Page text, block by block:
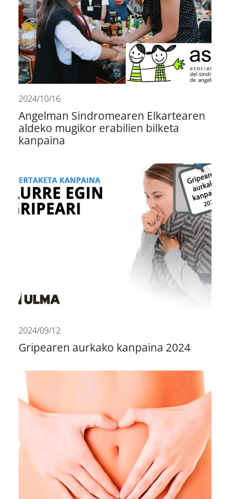
2024/10/16
Angelman Sindromearen Elkartearen
aldeko mugikor erabilien bilketa
kanpaina
2024/09/12
Gripearen aurkako kanpaina 2024